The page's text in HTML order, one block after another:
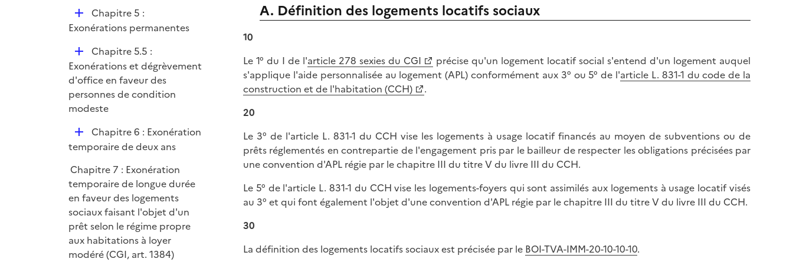
D
é
i
e
r
Chapitre 5 :
Exonérations permanentes
D
é
p
l
i
Chapitre 5.5 :
Exonérations et dégrèvement
d'office en faveur des
personnes de condition
modeste
D
é
l
i
e
r
Chapitre 6 : Exonération
temporaire de deux ans
Chapitre 7 : Exonération
temporaire de longue durée
en faveur des logements
sociaux faisant l'objet d'un
prêt selon le régime propre
aux habitations à loyer
modéré (CGI, art. 1384)
A. Définition des logements locatifs sociaux
10
Le 1° du I de l'article 278 sexies du CGI
précise qu'un logement locatif social s'entend d'un logement auquel
s'applique l'aide personnalisée au logement (APL) conformément aux 3° ou 5° de l'article L. 831-1 du code de la
construction et de l'habitation (CCH)
.
20
Le 3° de l'article L. 831-1 du CCH vise les logements à usage locatif financés au moyen de subventions ou de
prêts réglementés en contrepartie de l'engagement pris par le bailleur de respecter les obligations précisées par
une convention d'APL régie par le chapitre III du titre V du livre III du CCH.
Le 5° de l'article L. 831-1 du CCH vise les logements-foyers qui sont assimilés aux logements à usage locatif visés
au 3° et qui font également l'objet d'une convention d'APL régie par le chapitre III du titre V du livre III du CCH.
30
La définition des logements locatifs sociaux est précisée par le BOI-TVA-IMM-20-10-10-10.